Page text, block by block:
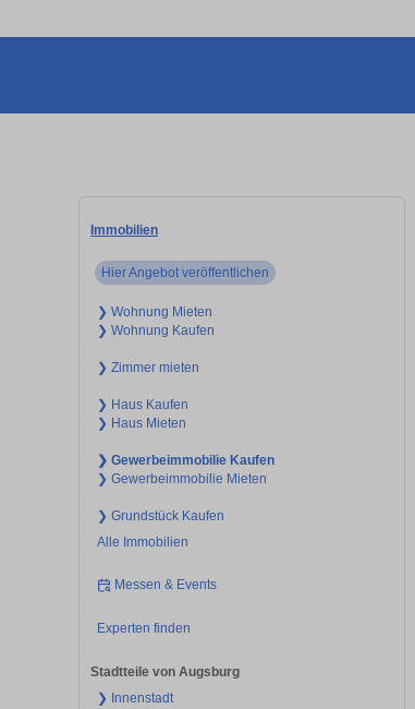
Immobilien
Hier Angebot veröffentlichen
❯ Wohnung Mieten
❯ Wohnung Kaufen
❯ Zimmer mieten
❯ Haus Kaufen
❯ Haus Mieten
❯ Gewerbeimmobilie Kaufen
❯ Gewerbeimmobilie Mieten
❯ Grundstück Kaufen
Alle Immobilien
Messen & Events
Experten finden
Stadtteile von Augsburg
❯ Innenstadt